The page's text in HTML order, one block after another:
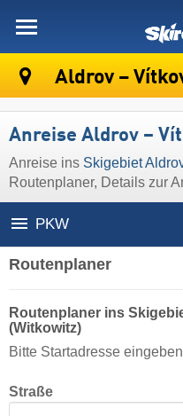
Aldrov –
Anreise Aldrov –
Anreise ins Skigebiet
Routenplaner, Details zur
PKW
Routenplaner
Routenplaner ins
(Witkowitz)
Bitte Startadresse
Straße